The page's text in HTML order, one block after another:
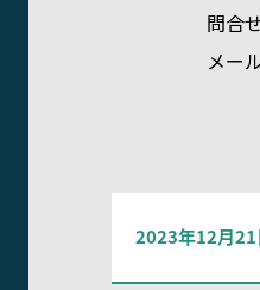
問合せ先：
メールアド
2023年12月